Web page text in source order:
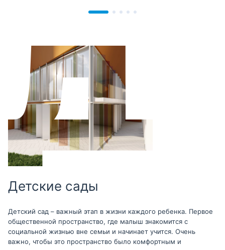
Детские сады
Детский сад – важный этап в жизни каждого ребенка. Первое
общественной пространство, где малыш знакомится с
социальной жизнью вне семьи и начинает учится. Очень
важно, чтобы это пространство было комфортным и